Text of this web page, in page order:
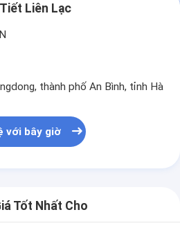
Liên Lạc
thành phố An Bình, tỉnh Hà
với bây giờ
Tốt Nhất Cho